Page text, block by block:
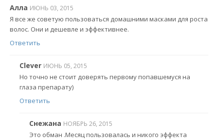
Алла ИЮНЬ 03, 2015
Я все же советую пользоваться домашними масками для роста
волос. Они и дешевле и эффективнее.
Ответить
Clever ИЮНЬ 05, 2015
Но точно не стоит доверять первому попавшемуся на
глаза препарату)
Ответить
Снежана НОЯБРЬ 26, 2015
Это обман .Месяц пользовалась и никого эффекта